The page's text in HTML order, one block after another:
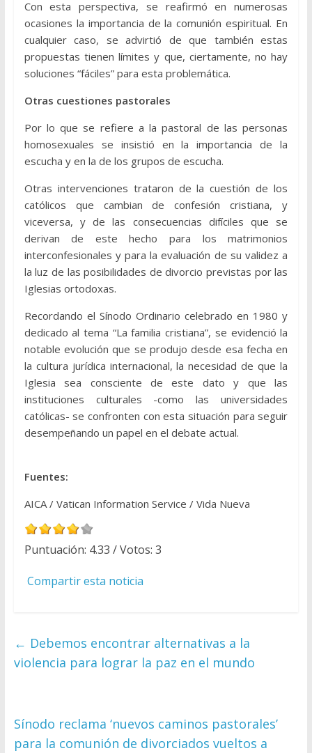
Con esta perspectiva, se reafirmó en numerosas
ocasiones la importancia de la comunión espiritual. En
cualquier caso, se advirtió de que también estas
propuestas tienen límites y que, ciertamente, no hay
soluciones “fáciles” para esta problemática.
Otras cuestiones pastorales
Por lo que se refiere a la pastoral de las personas
homosexuales se insistió en la importancia de la
escucha y en la de los grupos de escucha.
Otras intervenciones trataron de la cuestión de los
católicos que cambian de confesión cristiana, y
viceversa, y de las consecuencias difíciles que se
derivan de este hecho para los matrimonios
interconfesionales y para la evaluación de su validez a
la luz de las posibilidades de divorcio previstas por las
Iglesias ortodoxas.
Recordando el Sínodo Ordinario celebrado en 1980 y
dedicado al tema “La familia cristiana”, se evidenció la
notable evolución que se produjo desde esa fecha en
la cultura jurídica internacional, la necesidad de que la
Iglesia sea consciente de este dato y que las
instituciones culturales -como las universidades
católicas- se confronten con esta situación para seguir
desempeñando un papel en el debate actual.
Fuentes:
AICA / Vatican Information Service / Vida Nueva
Puntuación: 4.33 / Votos: 3
Compartir esta noticia
← Debemos encontrar alternativas a la
violencia para lograr la paz en el mundo
Sínodo reclama ‘nuevos caminos pastorales’
para la comunión de divorciados vueltos a